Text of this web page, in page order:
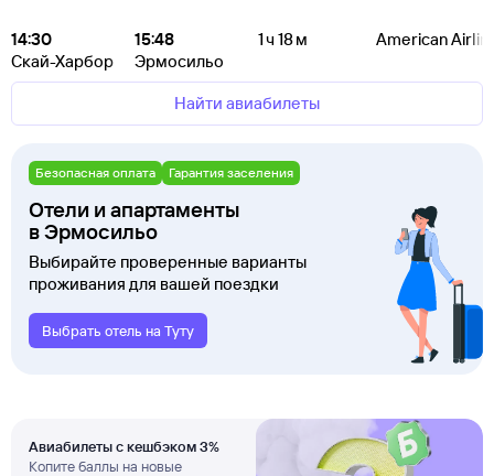
14:30
Скай-Харбор
15:48
Эрмосильо
1 ч 18 м American
Найти авиабилеты
Безопасная оплата Гарантия заселения
Отели и апартаменты
в Эрмосильо
Выбирайте проверенные варианты
проживания для вашей поездки
Выбрать отель на Туту
Авиабилеты с кешбэком 3%
Копите баллы на новые